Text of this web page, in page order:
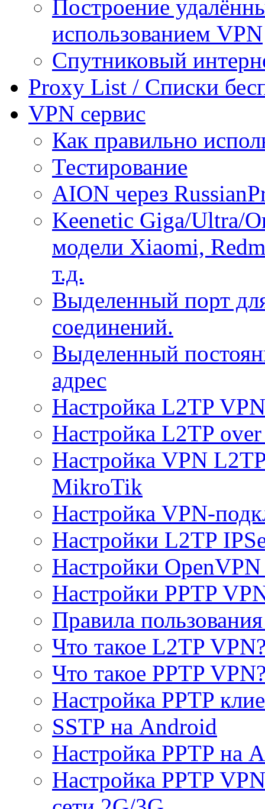
Построение
использованием VPN
Спутниковый
Proxy List / Списки
VPN сервис
Как правильно
Тестирование
AION через
Keenetic Giga/Ultra/
модели Xiaomi,
т.д.
Выделенный порт
соединений.
Выделенный
адрес
Настройка L2TP
Настройка L2TP
Настройка VPN
MikroTik
Настройка VPN-
Настройки L2TP
Настройки
Настройки PPTP
Правила
Что такое L2TP
Что такое PPTP
Настройка PPTP
SSTP на Android
Настройка PPTP на
Настройка PPTP